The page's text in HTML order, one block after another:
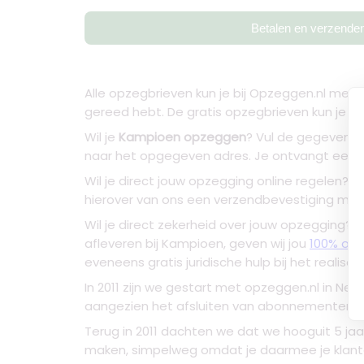
Betalen en
Alle opzegbrieven kun je bij Opzeggen.nl
gereed hebt. De gratis opzegbrieven kun je
Wil je Kampioen opzeggen? Vul de
naar het opgegeven adres. Je ontvangt
Wil je direct jouw opzegging online regelen?
hierover van ons een verzendbevestiging met
Wil je direct zekerheid over jouw opzegging?
afleveren bij Kampioen, geven wij jou 100%
eveneens gratis juridische hulp bij het
In 2011 zijn we gestart met opzeggen.nl in
aangezien het afsluiten van abonnementen
Terug in 2011 dachten we dat we hooguit 5
maken, simpelweg omdat je daarmee je